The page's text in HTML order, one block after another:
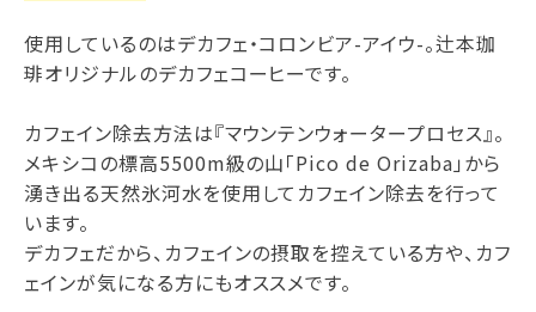
使用しているのはデカフェ・コロンビア-アイウ-。辻本珈
琲オリジナルのデカフェコーヒーです。
カフェイン除去方法は『マウンテンウォータープロセス』。
メキシコの標高5500m級の山「Pico de Orizaba」から
湧き出る天然氷河水を使用してカフェイン除去を行って
います。
デカフェだから、カフェインの摂取を控えている方や、カフ
ェインが気になる方にもオススメです。